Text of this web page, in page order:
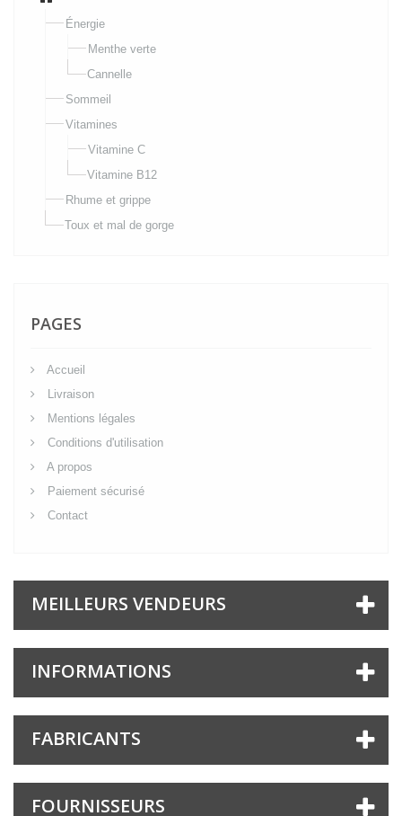
Énergie
Menthe verte
Cannelle
Sommeil
Vitamines
Vitamine C
Vitamine B12
Rhume et grippe
Toux et mal de gorge
PAGES
Accueil
Livraison
Mentions légales
Conditions d'utilisation
A propos
Paiement sécurisé
Contact
MEILLEURS VENDEURS
INFORMATIONS
FABRICANTS
FOURNISSEURS